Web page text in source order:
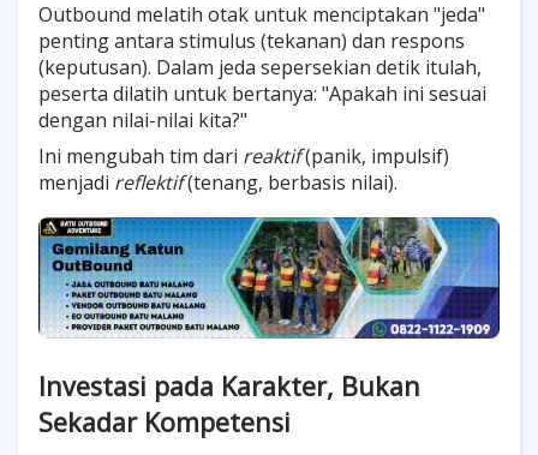
Outbound melatih otak untuk menciptakan "jeda"
penting antara stimulus (tekanan) dan respons
(keputusan). Dalam jeda sepersekian detik itulah,
peserta dilatih untuk bertanya: "Apakah ini sesuai
dengan nilai-nilai kita?"
Ini mengubah tim dari reaktif(panik, impulsif)
menjadi reflektif(tenang, berbasis nilai).
Investasi pada Karakter, Bukan
Sekadar Kompetensi